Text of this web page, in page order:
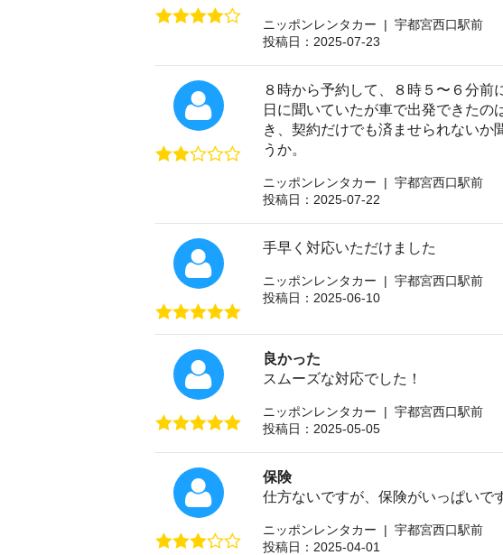
ニッポンレンタカー | 宇都宮西口駅前
投稿日：2025-07-23
８時から予約して、８時５〜６分
日に聞いていたが車で出発できた
き、契約だけでも済ませられないか
うか。
ニッポンレンタカー | 宇都宮西口駅前
投稿日：2025-07-22
手早く対応いただけました
ニッポンレンタカー | 宇都宮西口駅前
投稿日：2025-06-10
良かった
スムーズな対応でした！
ニッポンレンタカー | 宇都宮西口駅前
投稿日：2025-05-05
保険
仕方ないですが、保険がいっぱいで
ニッポンレンタカー | 宇都宮西口駅前
投稿日：2025-04-01